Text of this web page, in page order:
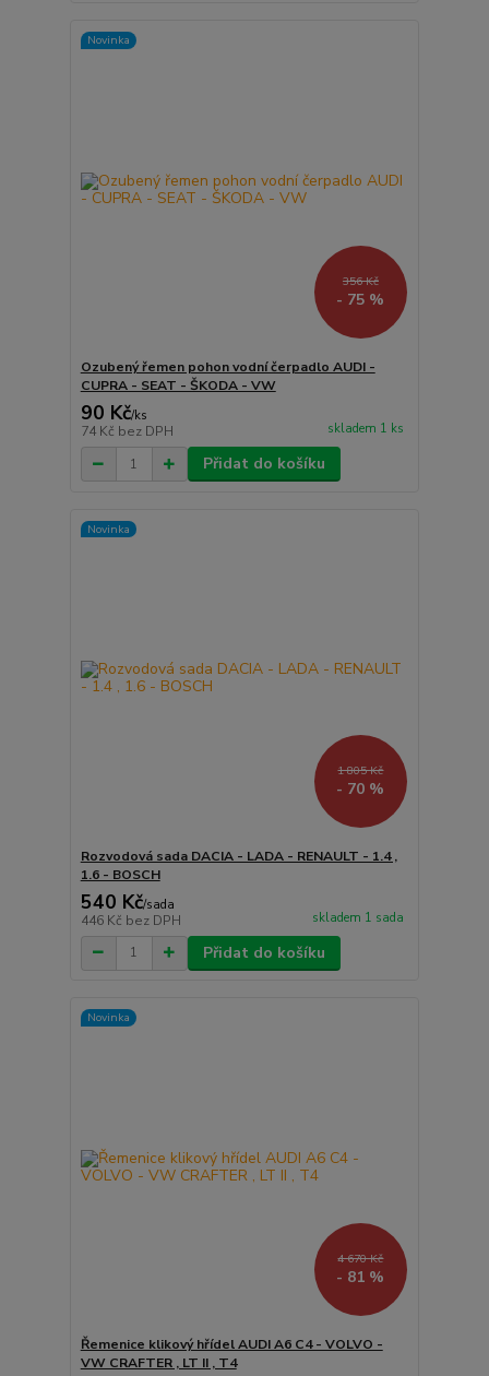
Novinka
356 Kč
- 75 %
Ozubený řemen pohon vodní čerpadlo AUDI -
CUPRA - SEAT - ŠKODA - VW
90 Kč/ks
74 Kč bez DPH skladem 1 ks
Přidat do košíku
Novinka
1 805 Kč
- 70 %
Rozvodová sada DACIA - LADA - RENAULT - 1.4 ,
1.6 - BOSCH
540 Kč/sada
446 Kč bez DPH skladem 1 sada
Přidat do košíku
Novinka
4 670 Kč
- 81 %
Řemenice klikový hřídel AUDI A6 C4 - VOLVO -
VW CRAFTER , LT II , T4